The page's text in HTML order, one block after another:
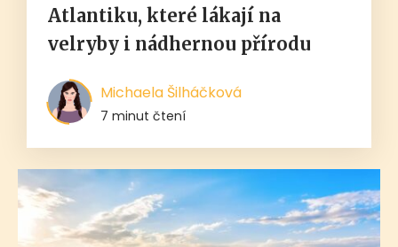
Atlantiku, které lákají na
velryby i nádhernou přírodu
Michaela Šilháčková
7 minut čtení